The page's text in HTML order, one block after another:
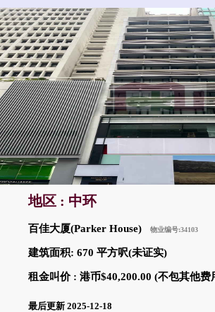
地区 : 中环
百佳大厦(Parker House) 物业编号:34103
建筑面积: 670 平方呎(未证实)
租金叫价 : 港币$40,200.00 (不包其他费
最后更新 2025-12-18